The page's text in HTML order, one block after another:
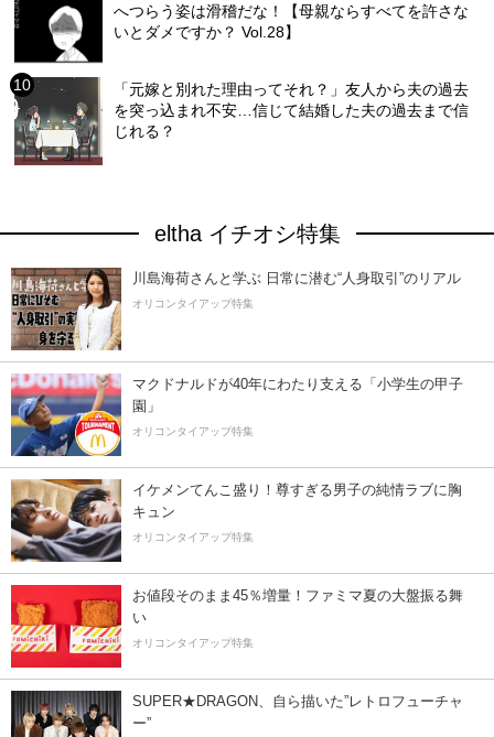
へつらう姿は滑稽だな！【母親ならすべてを許さな
いとダメですか？ Vol.28】
「元嫁と別れた理由ってそれ？」友人から夫の過去
を突っ込まれ不安…信じて結婚した夫の過去まで信
じれる？
eltha イチオシ特集
川島海荷さんと学ぶ 日常に潜む“人身取引”のリアル
オリコンタイアップ特集
マクドナルドが40年にわたり支える「小学生の甲子
園」
オリコンタイアップ特集
イケメンてんこ盛り！尊すぎる男子の純情ラブに胸
キュン
オリコンタイアップ特集
お値段そのまま45％増量！ファミマ夏の大盤振る舞
い
オリコンタイアップ特集
SUPER★DRAGON、自ら描いた”レトロフューチャ
ー”